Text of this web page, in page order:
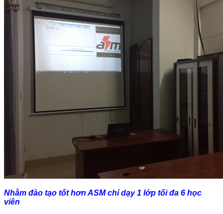
Nhằm đào tạo tốt hơn ASM chỉ dạy 1 lớp tối đa 6 học
viên